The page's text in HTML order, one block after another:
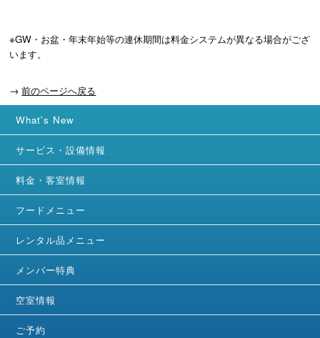
※GW・お盆・年末年始等の連休期間は料金システムが異なる場合がござ
います。
→ 前のページへ戻る
What's New
サービス・設備情報
料金・客室情報
フードメニュー
レンタル品メニュー
メンバー特典
空室情報
ご予約